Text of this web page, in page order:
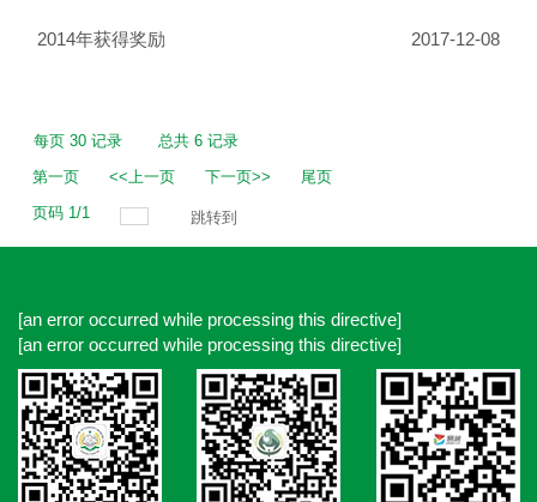
2017-12-08
2014年获得奖励
每页 30 记录 总共 6 记录
第一页
<<上一页 下一页>>
尾页
页码 1/1 跳转到
[an error occurred while processing this directive]
[an error occurred while processing this directive]